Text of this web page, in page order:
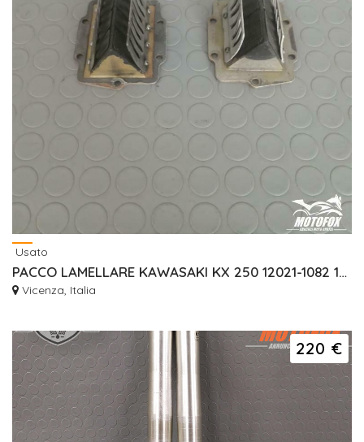
Usato
PACCO LAMELLARE KAWASAKI KX 250 12021-1082 12021-1092 12021-1109 12021-1105
Vicenza, Italia
220 €